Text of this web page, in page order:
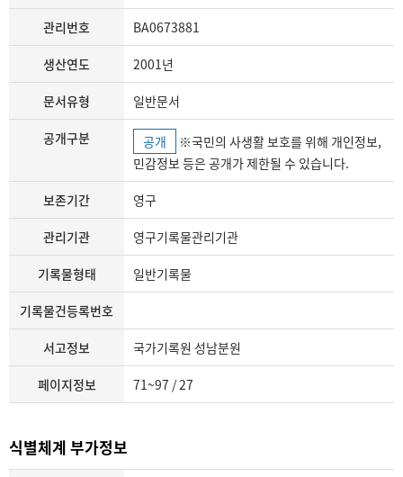
관리번호 BA0673881
생산연도 2001년
문서유형 일반문서
공개구분 공개
민감정보 등은 공개가 제한될 수 있습니다.
보존기간 영구
관리기관 영구기록물관리기관
기록물형태 일반기록물
기록물건등록번호
서고정보 국가기록원 성남분원
페이지정보 71~97 / 27
식별체계 부가정보